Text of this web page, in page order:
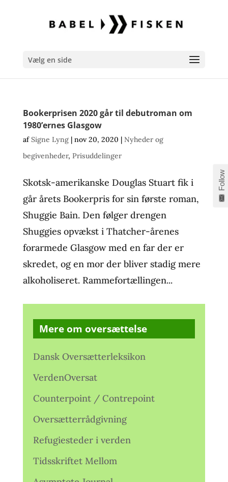
Vælg en side
Bookerprisen 2020 går til debutroman om
1980’ernes Glasgow
afSigne Lyng| nov 20, 2020 | Nyheder og
begivenheder, Prisuddelinger
Skotsk-amerikanske Douglas Stuart fik i
går årets Bookerpris for sin første roman,
Shuggie Bain. Den følger drengen
Shuggies opvækst i Thatcher-årenes
forarmede Glasgow med en far der er
skredet, og en mor der bliver stadig mere
alkoholiseret. Rammefortællingen...
Mere om oversættelse
Dansk Oversætterleksikon
VerdenOversat
Counterpoint / Contrepoint
Oversætterrådgivning
Refugiesteder i verden
Tidsskriftet Mellom
Follow